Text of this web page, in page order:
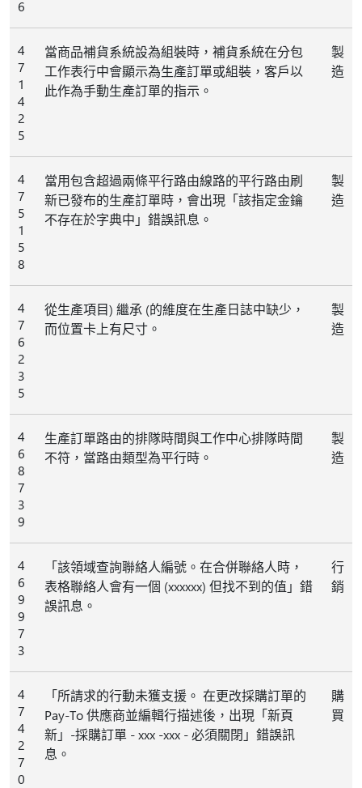
6
4
7
1
4
2
5
當商品補貨系統設為組裝時，補貨系統在分包
工作表行中會顯示為生產訂單或組裝，客戶以
此作為手動生產訂單的指示。
製
造
4
7
5
1
5
8
當用包含超過兩條平行路由線路的平行路由刷
新已發布的生產訂單時，會出現「該指定金鑰
不存在於字典中」錯誤訊息。
製
造
4
7
6
2
3
5
從生產項目) 繼承 (的維度在生產日誌中缺少，
而位置卡上有尺寸。
製
造
4
6
8
7
3
9
生產訂單路由的排隊時間與工作中心排隊時間
不符，當路由類型為平行時。
製
造
4
6
9
9
7
3
「該領域查詢聯絡人編號。在合併聯絡人時，
表格聯絡人會有一個 (xxxxxx) 但找不到的值」錯
誤訊息。
行
銷
4
7
4
2
7
0
「所請求的行動未獲支援。 在更改採購訂單的
Pay-To 供應商並編輯行描述後，出現「新頁
新」-採購訂單 - xxx -xxx - 必須關閉」錯誤訊
息。
購
買